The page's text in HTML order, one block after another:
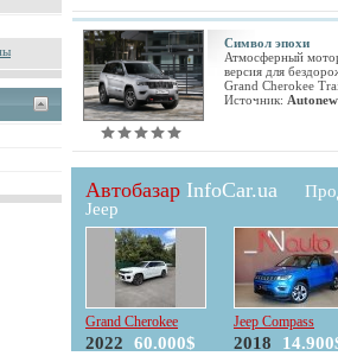
Символ эпохи
Атмосферный
версия для
Grand Cherokee
Источник:
Автобазар InfoCar.ua
Jeep
Grand Cherokee
2022 60.000$
Jeep Compass
2018